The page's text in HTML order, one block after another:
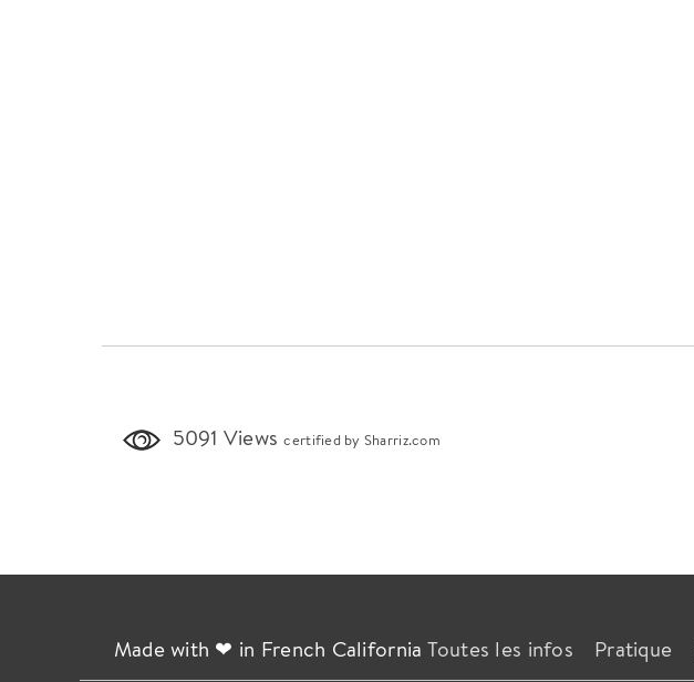
5091 Viewscertified by Sharriz.com
Made with ❤ in French California Toutes les infos Pratique